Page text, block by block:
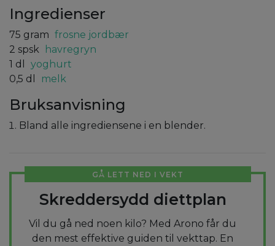
Ingredienser
75 gram frosne jordbær
2 spsk
havregryn
1 dl
yoghurt
0,5 dl melk
Bruksanvisning
Bland alle ingrediensene i en blender.
GÅ LETT NED I VEKT
Skreddersydd diettplan
Vil du gå ned noen kilo? Med Arono får du
den mest effektive guiden til vekttap. En